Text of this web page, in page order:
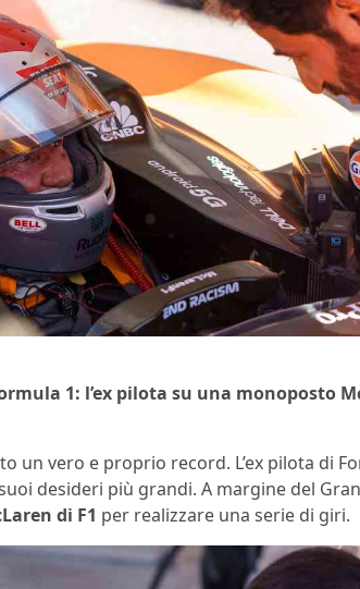
1: l’ex pilota su una monoposto
un vero e proprio record. L’ex pilota di
desideri più grandi. A margine del
di F1 per realizzare una serie di giri.